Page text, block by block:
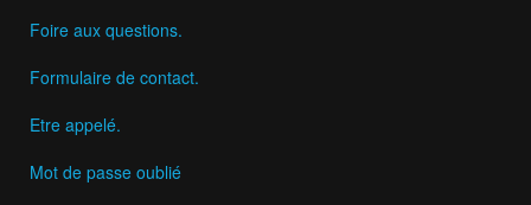
Foire aux questions.
Formulaire de contact.
Etre appelé.
Mot de passe oublié